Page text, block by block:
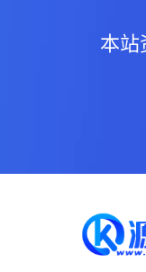
本站